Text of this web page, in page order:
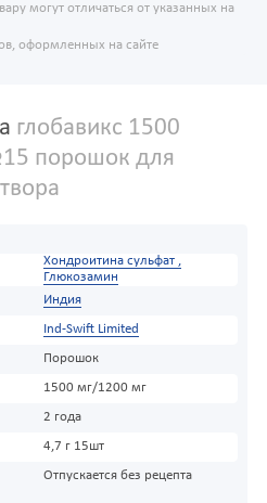
могут отличаться от указанных на
оформленных на сайте
глобавикс 1500
порошок для
Хондроитина сульфат ,
Глюкозамин
Индия
Ind-Swift Limited
Порошок
1500 мг/1200 мг
2 года
4,7 г 15шт
Отпускается без рецепта